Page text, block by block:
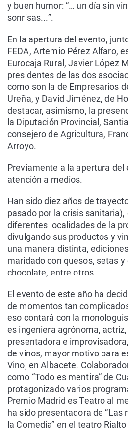
y buen humor: “… un día sin
sonrisas...”.
En la apertura del evento,
FEDA, Artemio Pérez Alfaro,
Eurocaja Rural, Javier López
presidentes de las dos
como son la de Empresarios
Ureña, y David Jiménez, de
destacar, asimismo, la
la Diputación Provincial,
consejero de Agricultura,
Arroyo.
Previamente a la apertura del
atención a medios.
Han sido diez años de
pasado por la crisis sanitaria),
diferentes localidades de la
divulgando sus productos y
una manera distinta,
maridado con quesos, setas
chocolate, entre otros.
El evento de este año ha
de momentos tan
eso contará con la
es ingeniera agrónoma,
presentadora e
de vinos, mayor motivo para
Vino, en Albacete.
como “Todo es mentira” de
protagonizado varios
Premio Madrid es Teatro al
ha sido presentadora de “Las
la Comedia” en el teatro